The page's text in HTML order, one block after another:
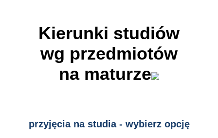
Kierunki studiów
wg przedmiotów
na maturze
przyjęcia na studia - wybierz opcję